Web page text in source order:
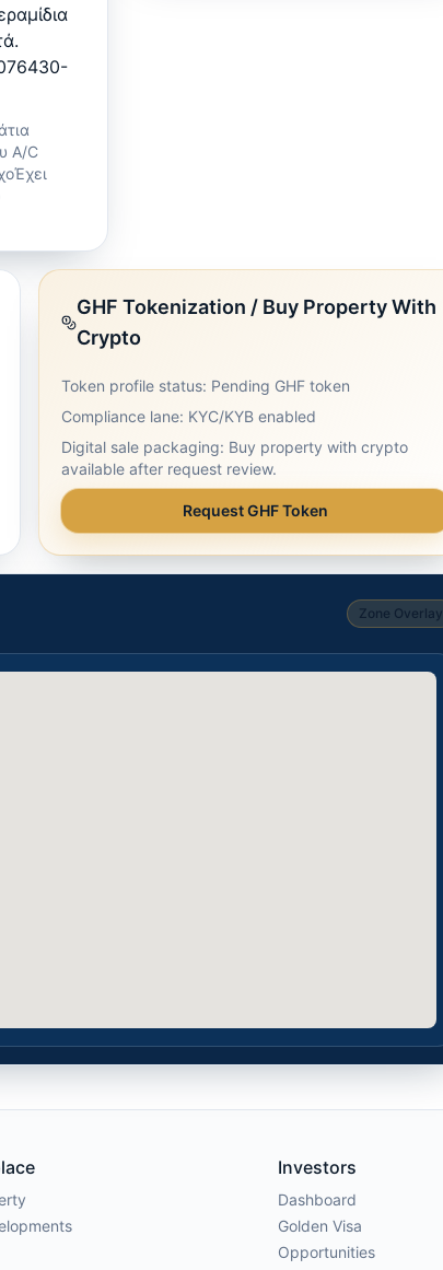
Α/C
GHF Tokenization / Buy Property With
Crypto
Token profile status: Pending GHF token
Compliance lane: KYC/KYB enabled
Digital sale packaging: Buy property with crypto
available after request review.
Request GHF Token
Zone Overlay
Investors
Dashboard
Golden Visa
Opportunities